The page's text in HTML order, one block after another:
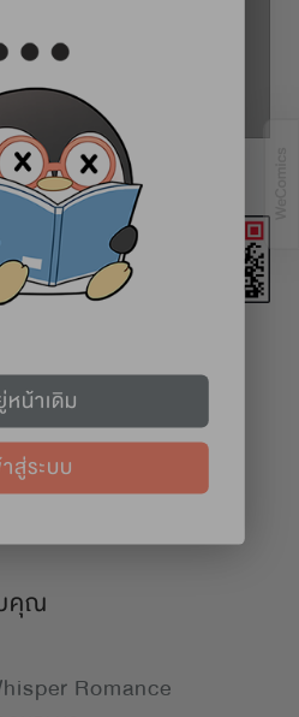
อนที่ 23
ปดาห์ (วันศุกร์)
คุณ
Romance
น้าเดิม
าสู่ระบบ